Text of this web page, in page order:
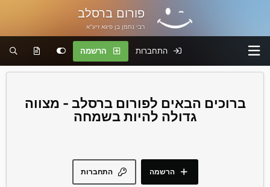
פורום ברסלב
רבי נחמן בן פיגא זיע"א
התחברות הרשמה
פורום ברסלב - מצווה
גדולה להיות בשמחה
התחברות הרשמה